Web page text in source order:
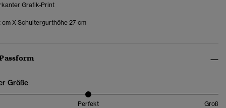
Grafik-Print
cm X Schultergurthöhe 27 cm
Größe
Perfekt Groß